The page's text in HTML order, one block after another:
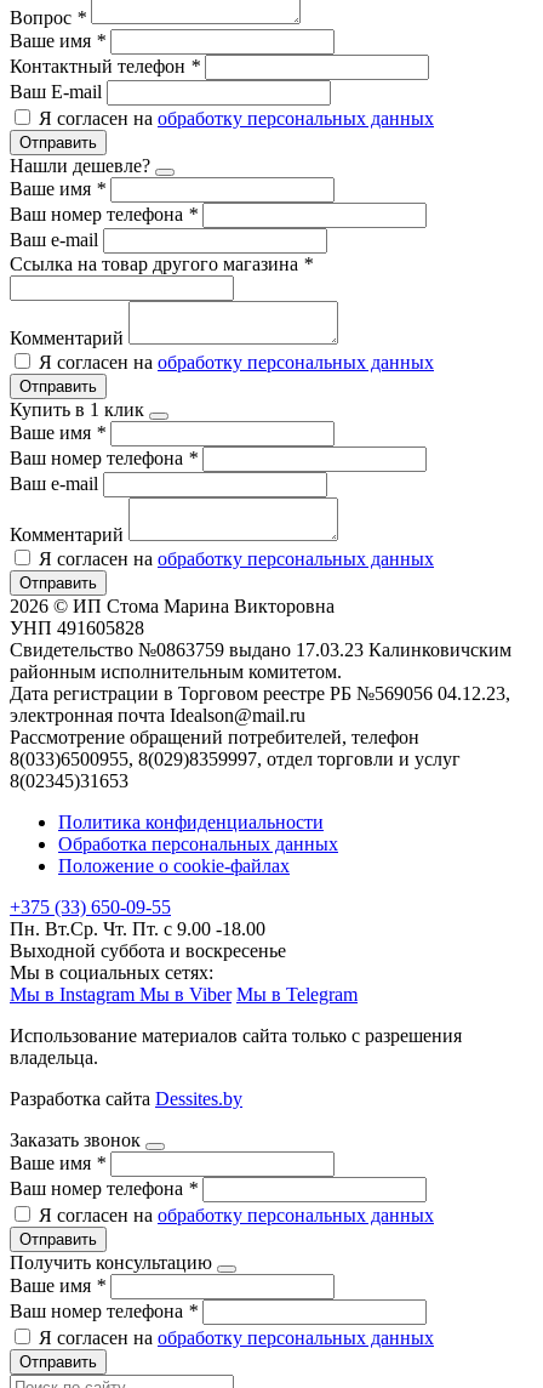
Вопрос *
Ваше имя *
Контактный телефон *
Ваш E-mail
Я согласен на обработку персональных данных
Отправить
Нашли дешевле?
Ваше имя *
Ваш номер телефона *
Ваш e-mail
Ссылка на товар другого магазина *
Комментарий
Я согласен на обработку персональных данных
Отправить
Купить в 1 клик
Ваше имя *
Ваш номер телефона *
Ваш e-mail
Комментарий
Я согласен на обработку персональных данных
Отправить
2026 © ИП Стома Марина Викторовна
УНП 491605828
Свидетельство №0863759 выдано 17.03.23 Калинковичским
районным исполнительным комитетом.
Дата регистрации в Торговом реестре РБ №569056 04.12.23,
электронная почта Idealson@mail.ru
Рассмотрение обращений потребителей, телефон
8(033)6500955, 8(029)8359997, отдел торговли и услуг
8(02345)31653
Политика конфиденциальности
Обработка персональных данных
Положение о cookie-файлах
+375 (33) 650-09-55
Пн. Вт.Ср. Чт. Пт. с 9.00 -18.00
Выходной суббота и воскресенье
Мы в социальных сетях:
Мы в Instagram Мы в Viber Мы в Telegram
Использование материалов сайта только с разрешения
владельца.
Разработка сайта Dessites.by
Заказать звонок
Ваше имя *
Ваш номер телефона *
Я согласен на обработку персональных данных
Отправить
Получить консультацию
Ваше имя *
Ваш номер телефона *
Я согласен на обработку персональных данных
Отправить